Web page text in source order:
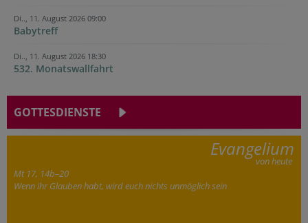
Di.., 11. August 2026 09:00
Babytreff
Di.., 11. August 2026 18:30
532. Monatswallfahrt
GOTTESDIENSTE
Evangelium
von heute
Mt 17, 14b–20
Wenn ihr Glauben habt, wird euch nichts unmöglich sein